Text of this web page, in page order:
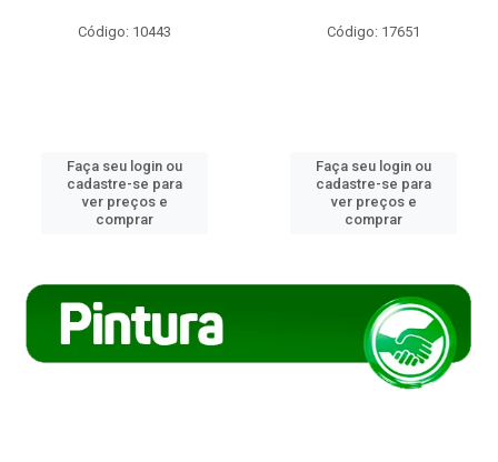
Código: 10443
Faça seu login ou
cadastre-se para
ver preços e
comprar
Código: 17651
Faça seu login ou
cadastre-se para
ver preços e
comprar